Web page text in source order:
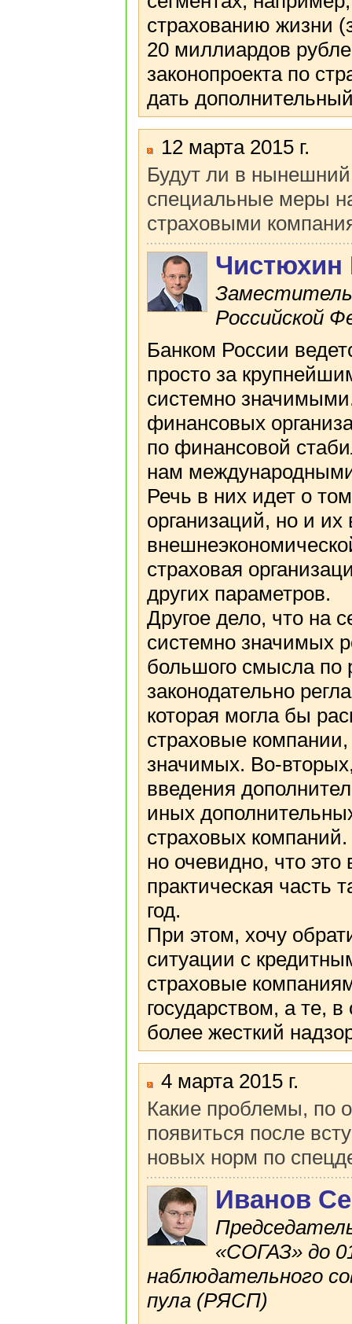
страхованию жизни
20 миллиардов
законопроекта по
дать
12 марта 2015 г.
Будут ли в нынешний
специальные меры
страховыми
Чистюхин
Заместитель
Российской
Банком России
просто за
системно
финансовых
по финансовой
нам
Речь в них идет о
организаций, но и
страховая
других параметров.
Другое дело, что на
системно значимых
большого смысла по
законодательно
которая могла бы
страховые
значимых. Во-
введения
иных
страховых
но очевидно, что
практическая часть
год.
При этом, хочу
ситуации с
страховые
государством, а те,
более жесткий
4 марта 2015 г.
Какие проблемы, по
появиться после
новых норм по
Иванов
«СОГАЗ» до
наблюдательного
пула (РЯСП)